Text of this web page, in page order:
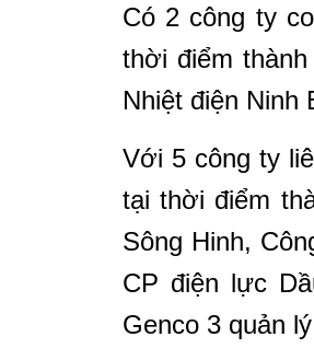
Có 2 công ty
thời điểm
Nhiệt điện Ninh
Với 5 công ty
tại thời điểm
Sông Hinh,
CP điện lực
Genco 3 quản